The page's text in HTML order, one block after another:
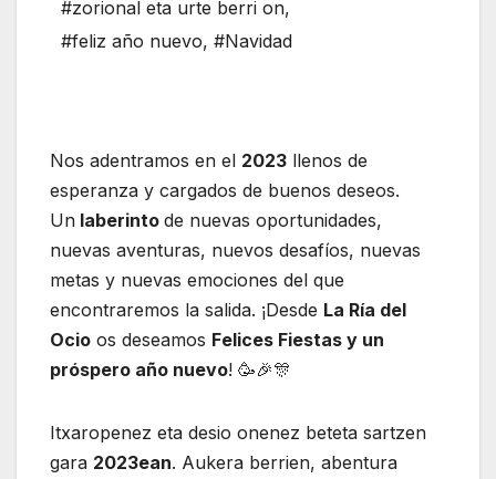
#zorional eta urte berri on,
#feliz año nuevo, #Navidad
Nos adentramos en el 2023 llenos de
esperanza y cargados de buenos deseos.
Un laberinto de nuevas oportunidades,
nuevas aventuras, nuevos desafíos, nuevas
metas y nuevas emociones del que
encontraremos la salida. ¡Desde La Ría del
Ocio os deseamos Felices Fiestas y un
próspero año nuevo! 🥳🎉🎊
Itxaropenez eta desio onenez beteta sartzen
gara 2023ean. Aukera berrien, abentura